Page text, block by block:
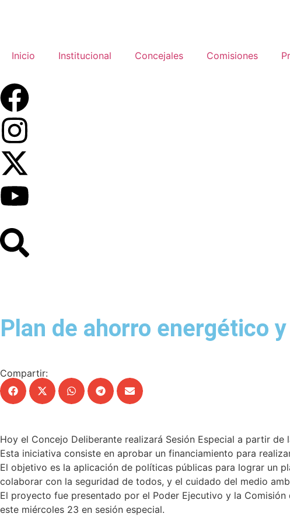
Inicio Institucional Concejales Comisiones
Plan de ahorro energético
Compartir:
Hoy el Concejo Deliberante realizará Sesión Especial a partir
Esta iniciativa consiste en aprobar un financiamiento para
El objetivo es la aplicación de políticas públicas para lograr un
colaborar con la seguridad de todos, y el cuidado del medio
El proyecto fue presentado por el Poder Ejecutivo y la
este miércoles 23 en sesión especial.